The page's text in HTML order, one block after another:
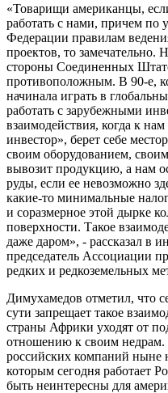
«Товарищи американцы,
работать с нами, причем по
Федерации правилам
проектов, то замечательно.
стороны Соединенных
противоположным. В 90-е,
начинала играть в
работать с зарубежными
взаимодействия, когда к
инвестор», берет себе
своим оборудованием,
вывозит продукцию, а нам
руды, если ее невозможно
какие-то минимальные
и соразмерное этой дырке
поверхности. Такое
даже даром», - рассказал в
председатель Ассоциации
редких и редкоземельных
Димухамедов отметил, что
сути запрещает такое
страны Африки уходят от
отношению к своим недрам.
российских компаний ныне
которым сегодня работает
быть неинтересны для